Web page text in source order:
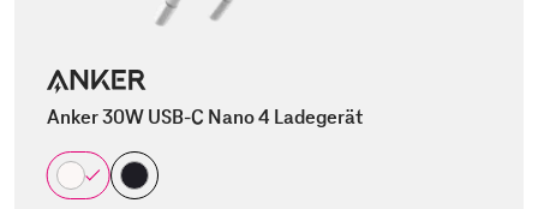
Anker 30W USB-C Nano 4 Ladegerät